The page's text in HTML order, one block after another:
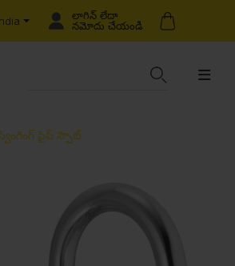
లాగిన్ లేదా
నమోదు చేయండి
పైప్ స్పౌట్‌